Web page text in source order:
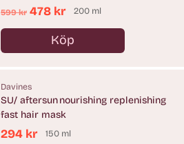
Ordinarie
pris
599 kr 478 kr 200 ml
Köp
Antal
Davines
SU/ aftersun nourishing replenishing
fast hair mask
294 kr 150 ml